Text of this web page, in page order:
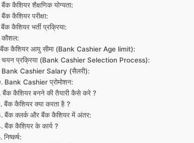
बैंक कैशियर शैक्षणिक योग्यता:
बैंक कैशियर परीक्षा:
बैंक कैशियर भर्ती प्रक्रिया:
कौशल:
बैंक कैशियर आयु सीमा (Bank Cashier Age limit):
चयन प्रक्रिया (Bank Cashier Selection Process):
Bank Cashier Salary (सैलरी):
Bank Cashier प्रोमोशन:
बैंक कैशियर बनने की तैयारी कैसे करे ?
बैंक कैशियर क्या करता है ?
बैंक क्लर्क और बैंक कैशियर में अंतर:
बैंक कैशियर के कार्य ?
निष्कर्ष: